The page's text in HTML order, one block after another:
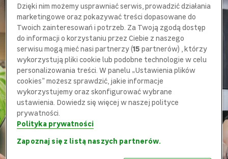
Dzięki nim możemy usprawniać serwis, prowadzić działania
marketingowe oraz pokazywać treści dopasowane do
Twoich zainteresowań i potrzeb. Za Twoją zgodą dostęp
do informacji o korzystaniu przez Ciebie z naszego
serwisu mogą mieć nasi partnerzy (15 partnerów) , którzy
wykorzystują pliki cookie lub podobne technologie w celu
personalizowania treści. W panelu „Ustawienia plików
cookies” możesz sprawdzić, jakie informacje
wykorzystujemy oraz skonfigurować wybrane
ustawienia. Dowiedz się więcej w naszej polityce
prywatności.
Polityka prywatności
Zapoznaj się z listą naszych partnerów.